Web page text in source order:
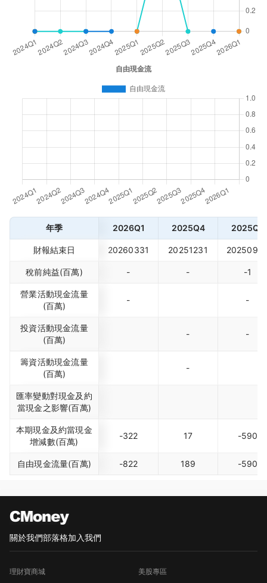
年季 2026Q1 2025Q4 2025Q3
財報結束日 20260331 20251231
稅前純益(百萬) - - -1
營業活動現金流量
(百萬)
- -
投資活動現金流量
(百萬)
- -
籌資活動現金流量
(百萬)
-
匯率變動對現金及約
當現金之影響(百萬)
本期現金及約當現金
增減數(百萬)
-322 17 -590
自由現金流量(百萬) -822 189 -590
關於我們部落格加入我們
理財寶商城 美股專區